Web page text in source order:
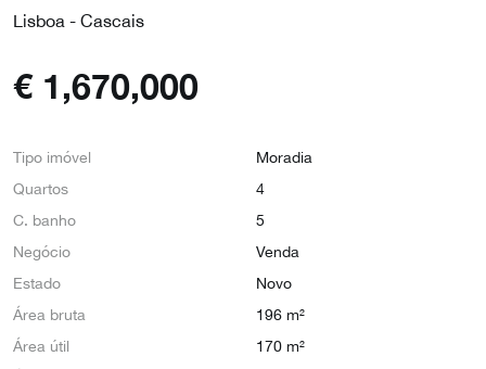
Lisboa - Cascais
€ 1,670,000
Tipo imóvel
Moradia
Quartos
4
C. banho
5
Negócio
Venda
Estado
Novo
Área bruta
196 m²
Área útil
170 m²